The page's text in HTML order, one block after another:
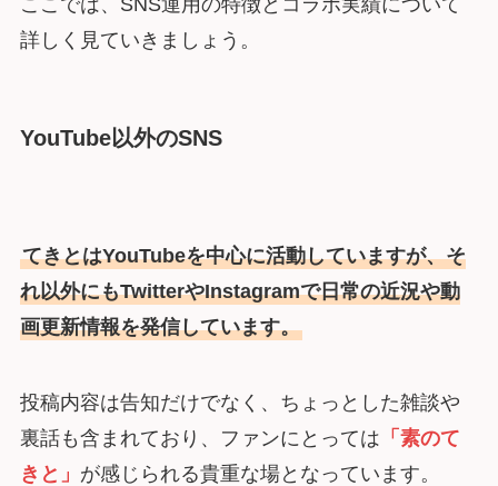
ここでは、SNS運用の特徴とコラボ実績について
詳しく見ていきましょう。
YouTube以外のSNS
てきとはYouTubeを中心に活動していますが、そ
れ以外にもTwitterやInstagramで日常の近況や動
画更新情報を発信しています。
投稿内容は告知だけでなく、ちょっとした雑談や
裏話も含まれており、ファンにとっては 「素のて
きと」 が感じられる貴重な場となっています。